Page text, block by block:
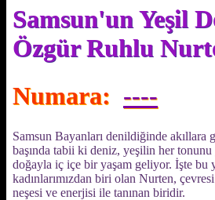
Samsun'un Yeşil
Özgür Ruhlu
Numara: ----
Samsun Bayanları denildiğinde akıllara
başında tabii ki deniz, yeşilin her tonunu
doğayla iç içe bir yaşam geliyor. İşte bu
kadınlarımızdan biri olan Nurten,
neşesi ve enerjisi ile tanınan biridir.